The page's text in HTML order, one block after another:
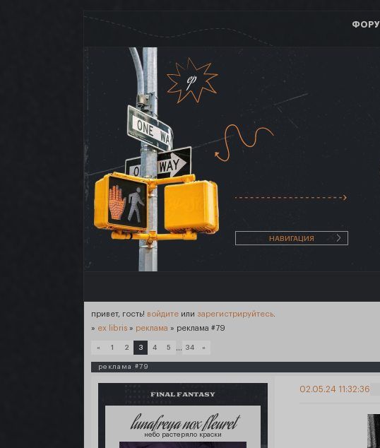
НАВИГАЦИЯ
привет, гость! войдите или зарегистрируйтесь
» ex libris » реклама » реклама #79
« 1 2 3 4 5 … 34 »
реклама #79
FINAL FANTASY
lunafreya nox fleuret
небо растеряло краски
02.05.24 11:32:36